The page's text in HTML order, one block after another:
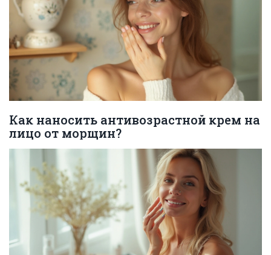
Как наносить антивозрастной крем на
лицо от морщин?